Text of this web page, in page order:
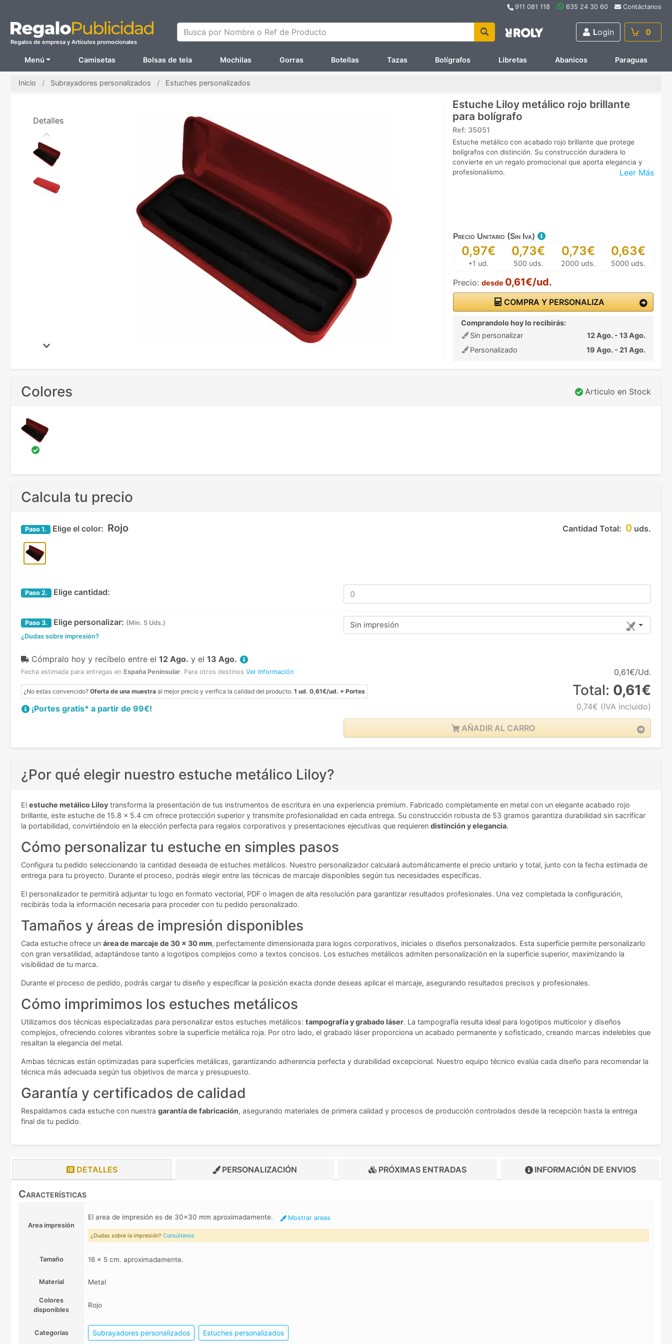
911 081 118 635 24 30 60 Contáctanos
Regalos de empresa y Artículos promocionales
Busca por Nombre o Ref de Producto Login 0
Menú Camisetas Bolsas de tela Mochilas Gorras Botellas Tazas Bolígrafos Libretas Abanicos Paraguas
Inicio Subrayadores personalizados Estuches personalizados
Estuche Liloy metálico rojo brillante
para bolígrafo
Ref: 35051
Leer Más
Estuche metálico con acabado rojo brillante que protege
bolígrafos con distinción. Su construcción duradera lo
convierte en un regalo promocional que aporta elegancia y
profesionalismo.
Precio Unitario (Sin Iva)
0,97€
+1 ud.
0,73€
500 uds.
0,73€
2000 uds.
0,63€
5000 uds.
Precio: desde 0,61€/ud.
COMPRA Y PERSONALIZA
Comprandolo hoy lo recibirás:
Sin personalizar
12 Ago. - 13 Ago.
Personalizado
19 Ago. - 21 Ago.
Detalles
Colores Articulo en Stock
Calcula tu precio
Cantidad Total: 0 uds.
Paso 1. Elige el color: Rojo
Paso 2. Elige cantidad:
Paso 3. Elige personalizar: (Min. 5 Uds.)
¿Dudas sobre impresión?
Sin impresión
Cómpralo hoy y recíbelo entre el 12 Ago. y el 13 Ago.
Fecha estimada para entregas en España Peninsular. Para otros destinos Ver Información
¿No estas convencido? Oferta de una muestra al mejor precio y verifica la calidad del producto. 1 ud. 0,61€/ud. + Portes
¡Portes gratis* a partir de 99€!
0,61€/Ud.
Total: 0,61€
0,74€ (IVA incluido)
AÑADIR AL CARRO
¿Por qué elegir nuestro estuche metálico Liloy?
El estuche metálico Liloy transforma la presentación de tus instrumentos de escritura en una experiencia premium. Fabricado completamente en metal con un elegante acabado rojo
brillante, este estuche de 15.8 x 5.4 cm ofrece protección superior y transmite profesionalidad en cada entrega. Su construcción robusta de 53 gramos garantiza durabilidad sin sacrificar
la portabilidad, convirtiéndolo en la elección perfecta para regalos corporativos y presentaciones ejecutivas que requieren distinción y elegancia.
Cómo personalizar tu estuche en simples pasos
Configura tu pedido seleccionando la cantidad deseada de estuches metálicos. Nuestro personalizador calculará automáticamente el precio unitario y total, junto con la fecha estimada de
entrega para tu proyecto. Durante el proceso, podrás elegir entre las técnicas de marcaje disponibles según tus necesidades específicas.
El personalizador te permitirá adjuntar tu logo en formato vectorial, PDF o imagen de alta resolución para garantizar resultados profesionales. Una vez completada la configuración,
recibirás toda la información necesaria para proceder con tu pedido personalizado.
Tamaños y áreas de impresión disponibles
Cada estuche ofrece un área de marcaje de 30 x 30 mm, perfectamente dimensionada para logos corporativos, iniciales o diseños personalizados. Esta superficie permite personalizarlo
con gran versatilidad, adaptándose tanto a logotipos complejos como a textos concisos. Los estuches metálicos admiten personalización en la superficie superior, maximizando la
visibilidad de tu marca.
Durante el proceso de pedido, podrás cargar tu diseño y especificar la posición exacta donde deseas aplicar el marcaje, asegurando resultados precisos y profesionales.
Cómo imprimimos los estuches metálicos
Utilizamos dos técnicas especializadas para personalizar estos estuches metálicos: tampografía y grabado láser. La tampografía resulta ideal para logotipos multicolor y diseños
complejos, ofreciendo colores vibrantes sobre la superficie metálica roja. Por otro lado, el grabado láser proporciona un acabado permanente y sofisticado, creando marcas indelebles que
resaltan la elegancia del metal.
Ambas técnicas están optimizadas para superficies metálicas, garantizando adherencia perfecta y durabilidad excepcional. Nuestro equipo técnico evalúa cada diseño para recomendar la
técnica más adecuada según tus objetivos de marca y presupuesto.
Garantía y certificados de calidad
Respaldamos cada estuche con nuestra garantía de fabricación, asegurando materiales de primera calidad y procesos de producción controlados desde la recepción hasta la entrega
final de tu pedido.
DETALLES PERSONALIZACIÓN PRÓXIMAS ENTRADAS INFORMACIÓN DE ENVIOS
Características
Area impresión
El area de impresión es de 30x30 mm aproximadamente. Mostrar areas
¿Dudas sobre la impresión? Consúltenos
Tamaño 16 x 5 cm. aproximadamente.
Material Metal
Colores
disponibles
Rojo
Categorias Subrayadores personalizados Estuches personalizados